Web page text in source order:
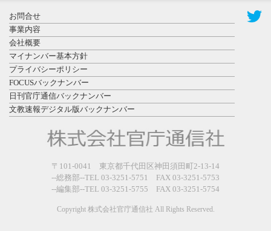
規模災害時
連携協定を
締結し...
2026年7月27
日更新
政経学部の
来春開設決
定を祝...
お問合せ
事業内容
会社概要
マイナンバー基本方針
プライバシーポリシー
FOCUSバックナンバー
日刊官庁通信バックナンバー
文教速報デジタル版バックナンバー
〒101-0041 東京都千代田区神田須田町2-13-14
--総務部--TEL 03-3251-5751 FAX 03-3251-5753
--編集部--TEL 03-3251-5755 FAX 03-3251-5754
Copyright 株式会社官庁通信社 All Rights Reserved.